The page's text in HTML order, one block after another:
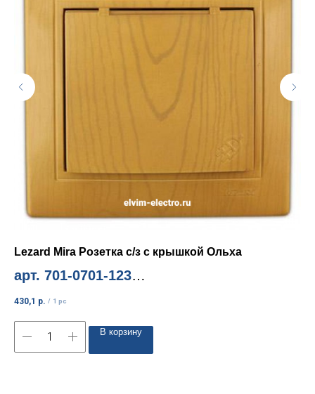
Lezard Mira Розетка с/з с крышкой Ольха
арт. 701-0701-123
Миним. количество 10шт
430,1 р. / 1 pc
В корзину